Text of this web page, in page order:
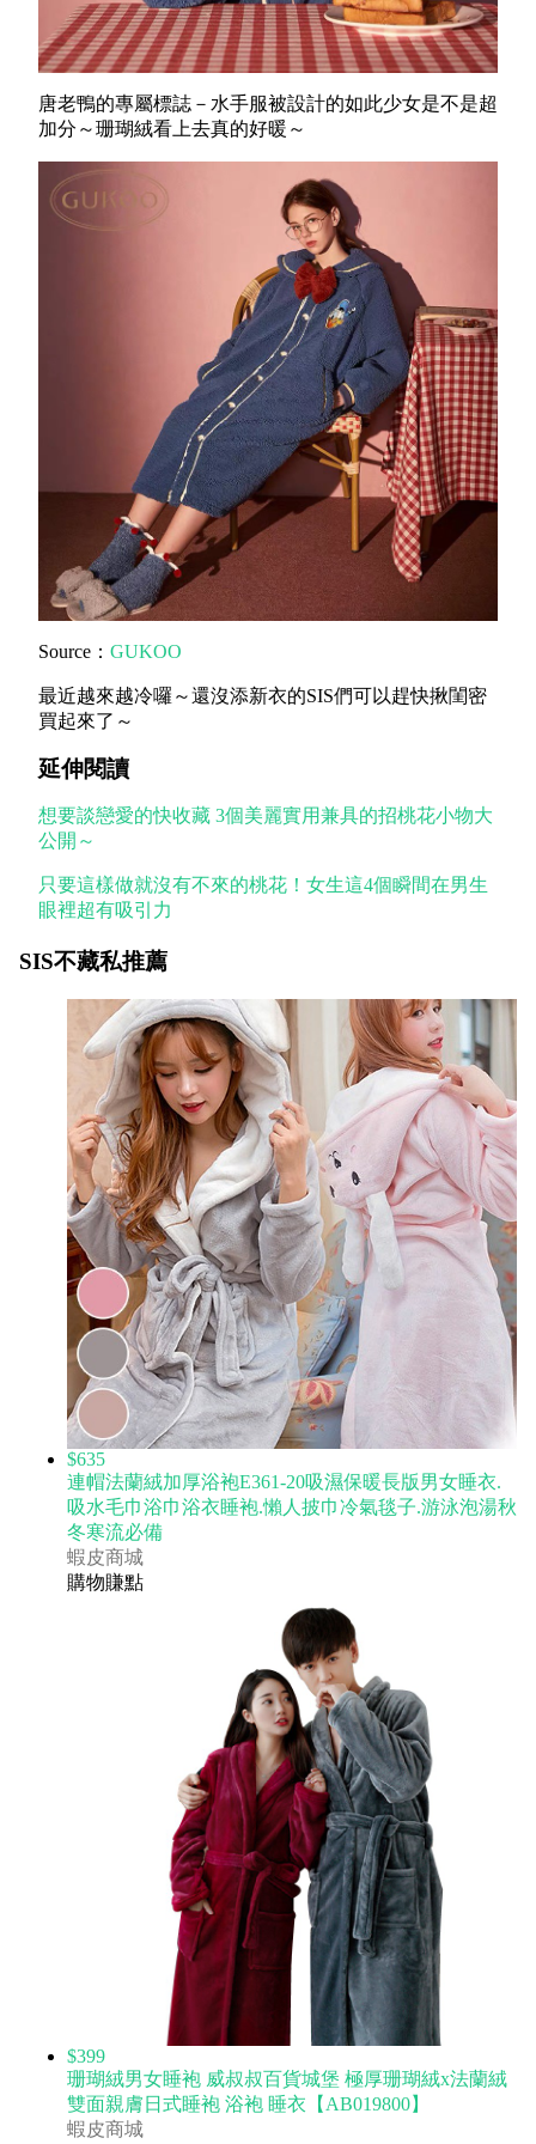
唐老鴨的專屬標誌－水手服被設計的如此少女是不是超
加分～珊瑚絨看上去真的好暖～
Source： GUKOO
最近越來越冷囉～還沒添新衣的SIS們可以趕快揪閨密
買起來了～
延伸閱讀
想要談戀愛的快收藏 3個美麗實用兼具的招桃花小物大
公開～
只要這樣做就沒有不來的桃花！女生這4個瞬間在男生
眼裡超有吸引力
SIS不藏私推薦
$635
連帽法蘭絨加厚浴袍E361-20吸濕保暖長版男女睡衣.
吸水毛巾浴巾浴衣睡袍.懶人披巾冷氣毯子.游泳泡湯秋
冬寒流必備
蝦皮商城
購物賺點
$399
珊瑚絨男女睡袍 威叔叔百貨城堡 極厚珊瑚絨x法蘭絨
雙面親膚日式睡袍 浴袍 睡衣【AB019800】
蝦皮商城